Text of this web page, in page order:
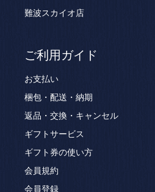
難波スカイオ店
ご利用ガイド
お支払い
梱包・配送・納期
返品・交換・キャンセル
ギフトサービス
ギフト券の使い方
会員規約
会員登録